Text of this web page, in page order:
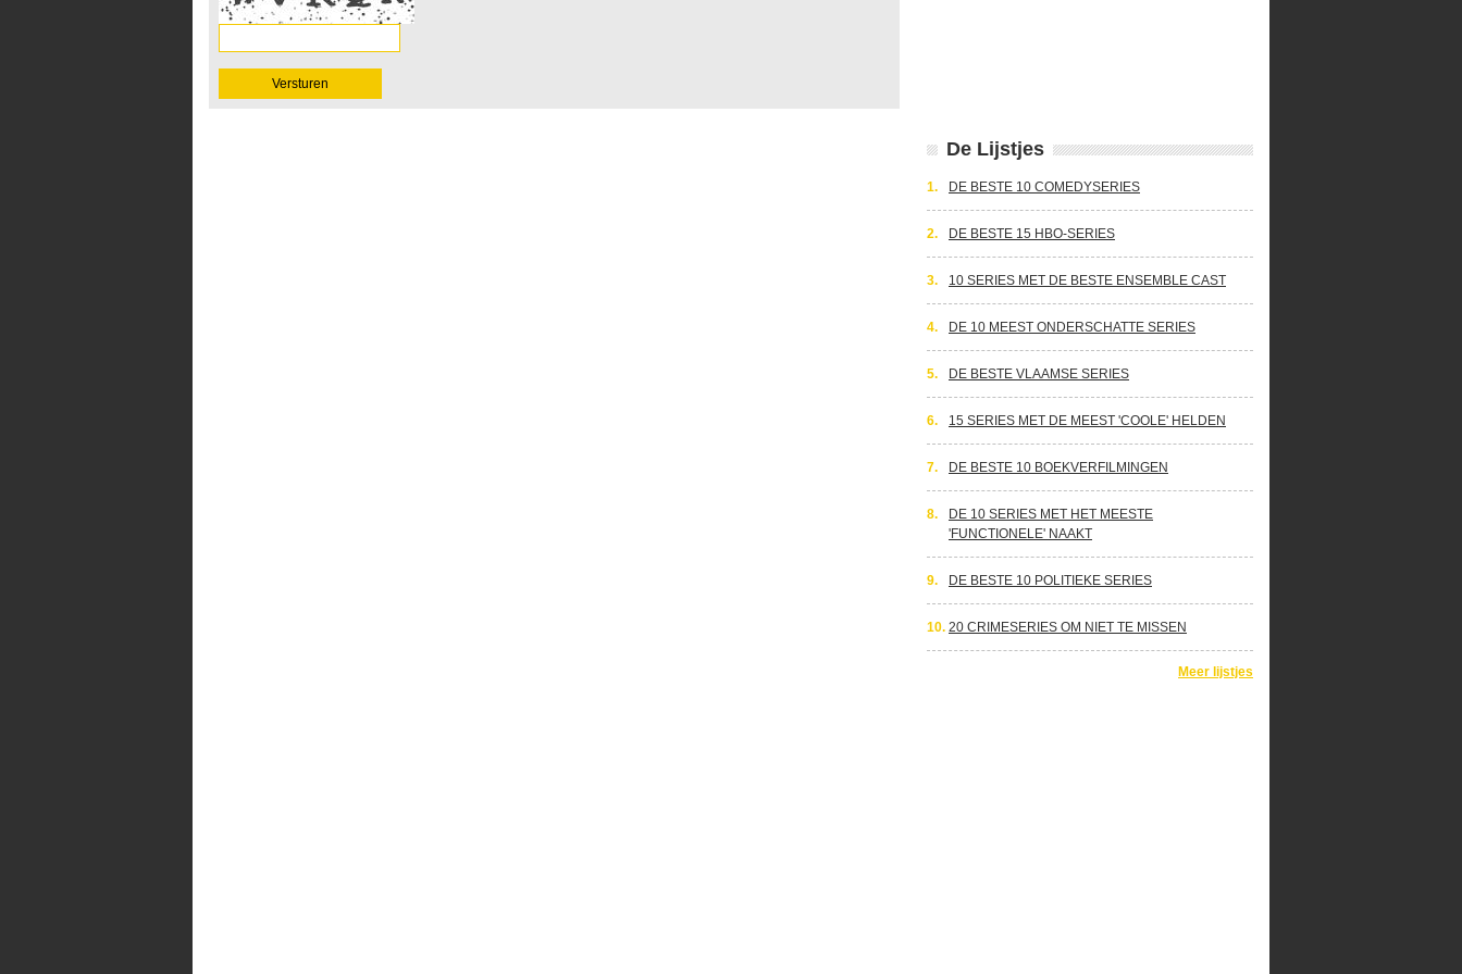
De Lijstjes
1. DE BESTE 10 COMEDYSERIES
2. DE BESTE 15 HBO-SERIES
3. 10 SERIES MET DE BESTE ENSEMBLE CAST
4. DE 10 MEEST ONDERSCHATTE SERIES
5. DE BESTE VLAAMSE SERIES
6. 15 SERIES MET DE MEEST 'COOLE' HELDEN
7. DE BESTE 10 BOEKVERFILMINGEN
8.
DE 10 SERIES MET HET MEESTE
'FUNCTIONELE' NAAKT
9. DE BESTE 10 POLITIEKE SERIES
10. 20 CRIMESERIES OM NIET TE MISSEN
Meer lijstjes